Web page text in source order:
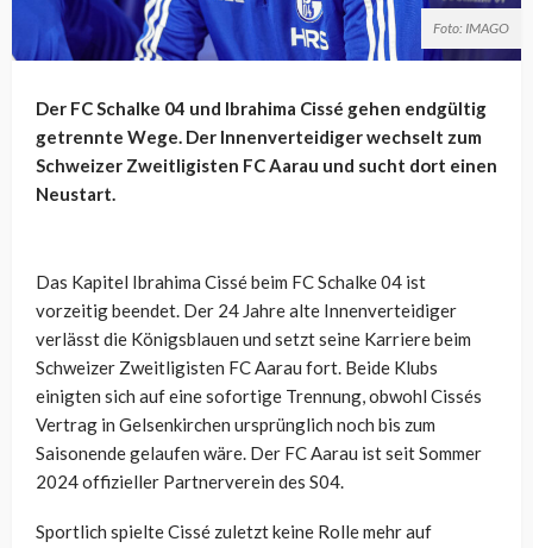
Foto: IMAGO
Der FC Schalke 04 und Ibrahima Cissé gehen endgültig
getrennte Wege. Der Innenverteidiger wechselt zum
Schweizer Zweitligisten FC Aarau und sucht dort einen
Neustart.
Das Kapitel Ibrahima Cissé beim FC Schalke 04 ist
vorzeitig beendet. Der 24 Jahre alte Innenverteidiger
verlässt die Königsblauen und setzt seine Karriere beim
Schweizer Zweitligisten FC Aarau fort. Beide Klubs
einigten sich auf eine sofortige Trennung, obwohl Cissés
Vertrag in Gelsenkirchen ursprünglich noch bis zum
Saisonende gelaufen wäre. Der FC Aarau ist seit Sommer
2024 offizieller Partnerverein des S04.
Sportlich spielte Cissé zuletzt keine Rolle mehr auf